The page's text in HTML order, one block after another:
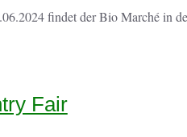
findet der Bio Marché in
Fair